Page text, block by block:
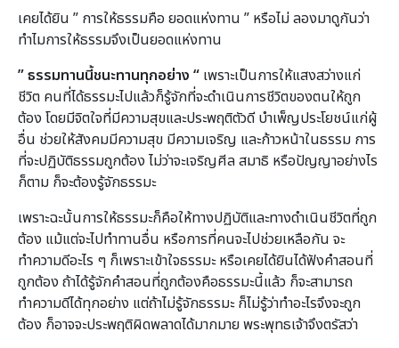
เคยได้ยิน ” การให้ธรรมคือ ยอดแห่งทาน ” หรือไม่ ลองมาดูกันว่า
ทำไมการให้ธรรมจึงเป็นยอดแห่งทาน
” ธรรมทานนี้ชนะทานทุกอย่าง “ เพราะเป็นการให้แสงสว่างแก่
ชีวิต คนที่ได้ธรรมะไปแล้วก็รู้จักที่จะดำเนินการชีวิตของตนให้ถูก
ต้อง โดยมีจิตใจที่มีความสุขและประพฤติตัวดี บำเพ็ญประโยชน์แก่ผู้
อื่น ช่วยให้สังคมมีความสุข มีความเจริญ และก้าวหน้าในธรรม การ
ที่จะปฏิบัติธรรมถูกต้อง ไม่ว่าจะเจริญศีล สมาธิ หรือปัญญาอย่างไร
ก็ตาม ก็จะต้องรู้จักธรรมะ
เพราะฉะนั้นการให้ธรรมะก็คือให้ทางปฏิบัติและทางดำเนินชีวิตที่ถูก
ต้อง แม้แต่จะไปทำทานอื่น หรือการที่คนจะไปช่วยเหลือกัน จะ
ทำความดีอะไร ๆ ก็เพราะเข้าใจธรรมะ หรือเคยได้ยินได้ฟังคำสอนที่
ถูกต้อง ถ้าได้รู้จักคำสอนที่ถูกต้องคือธรรมะนี้แล้ว ก็จะสามารถ
ทำความดีได้ทุกอย่าง แต่ถ้าไม่รู้จักธรรมะ ก็ไม่รู้ว่าทำอะไรจึงจะถูก
ต้อง ก็อาจจะประพฤติผิดพลาดได้มากมาย พระพุทธเจ้าจึงตรัสว่า